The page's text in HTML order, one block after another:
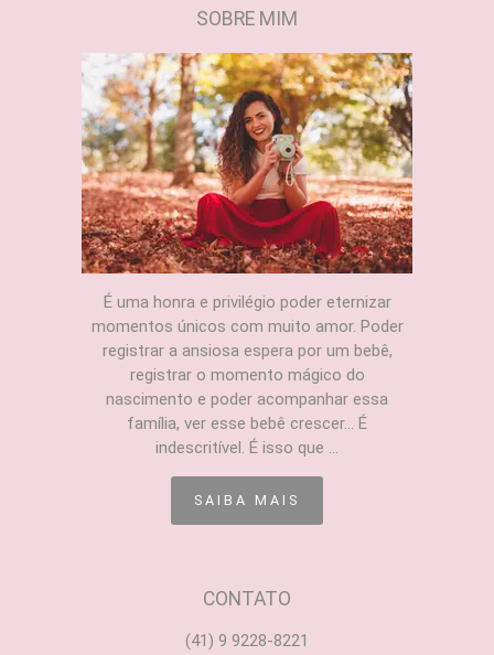
SOBRE MIM
É uma honra e privilégio poder eternizar
momentos únicos com muito amor. Poder
registrar a ansiosa espera por um bebê,
registrar o momento mágico do
nascimento e poder acompanhar essa
família, ver esse bebê crescer... É
indescritível. É isso que ...
SAIBA MAIS
CONTATO
(41) 9 9228-8221